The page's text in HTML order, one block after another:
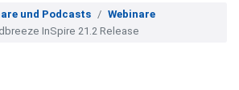
und Podcasts
Webinare
InSpire 21.2 Release